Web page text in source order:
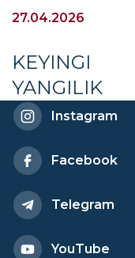
bo‘lib o‘tdi
27.04.2026
KEYINGI
YANGILIK
Instagram
Facebook
Telegram
YouTube